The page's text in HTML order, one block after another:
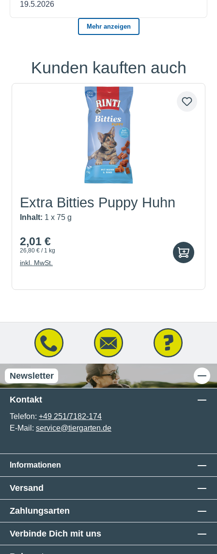
Produktgalerie überspringen
Kunden kauften auch
Extra Bitties Puppy Huhn
un...
Inhalt: 1 x 75 g
2,01 €
26,80 € / 1 kg
inkl. MwSt.
Newsletter
Kontakt
Telefon: +49 251/7182-174
E-Mail: service@tiergarten.de
Informationen
Versand
Zahlungsarten
Verbinde Dich mit uns